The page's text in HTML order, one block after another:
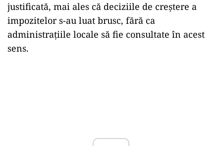
justificată, mai ales că deciziile de creștere a
impozitelor s-au luat brusc, fără ca
administrațiile locale să fie consultate în acest
sens.